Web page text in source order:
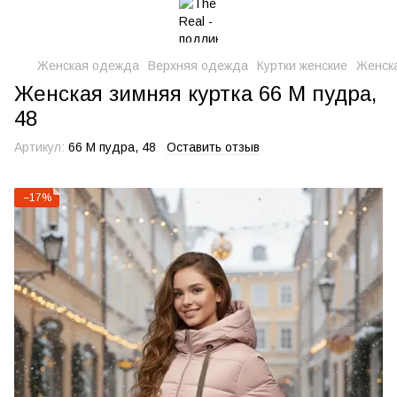
Женская одежда Верхняя одежда Куртки женские
Женская зимняя куртка 66 М пудра,
48
Артикул: 66 М пудра, 48 Оставить отзыв
−17%